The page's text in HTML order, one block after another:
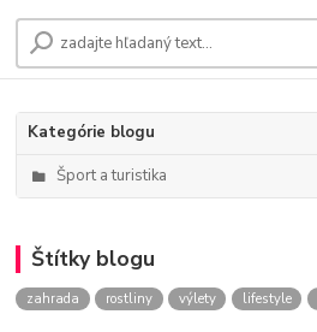
Kategórie blogu
Šport a turistika
Štítky blogu
zahrada rostliny výlety lifestyle